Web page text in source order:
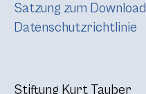
Satzung zum Download
Datenschutzrichtlinie
Stiftung Kurt Tauber